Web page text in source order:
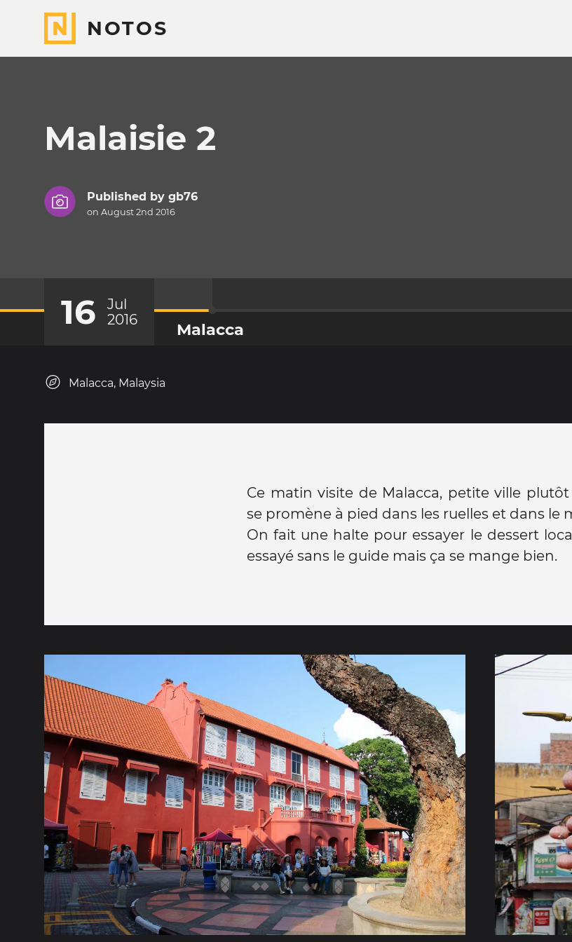
NOTOS
Malaisie 2
Published by gb76
on August 2nd 2016
16
Jul
2016
Malacca
Malacca, Malaysia
Ce matin visite de Malacca, petite ville
se promène à pied dans les ruelles et dans le
On fait une halte pour essayer le dessert
essayé sans le guide mais ça se mange bien.